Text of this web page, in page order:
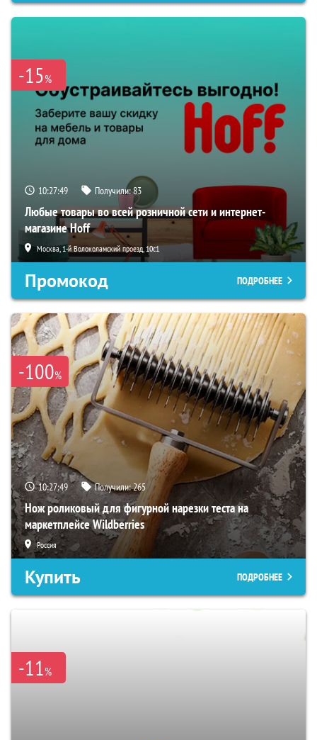
-15%
10:27:48 Получили:83
Любые товары во всей розничной сети и интернет-
магазине Hoff
Москва, 1-й Волоколамский проезд, 10с1
Промокод ПОДРОБНЕЕ
-100%
10:27:48 Получили:265
Нож роликовый для фигурной нарезки теста на
маркетплейсе Wildberries
Россия
Купить ПОДРОБНЕЕ
-11%